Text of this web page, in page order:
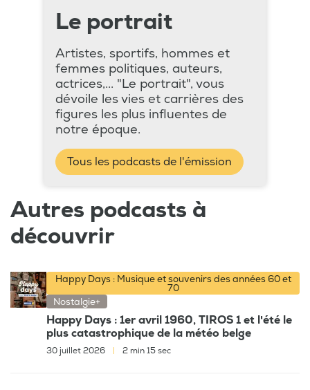
Le portrait
Artistes, sportifs, hommes et
femmes politiques, auteurs,
actrices,... "Le portrait", vous
dévoile les vies et carrières des
figures les plus influentes de
notre époque.
Tous les podcasts de l'émission
Autres podcasts à
découvrir
Happy Days : Musique et souvenirs des années 60 et
70
Nostalgie+
Happy Days : 1er avril 1960, TIROS 1 et l'été le
plus catastrophique de la météo belge
30 juillet 2026 2 min 15 sec